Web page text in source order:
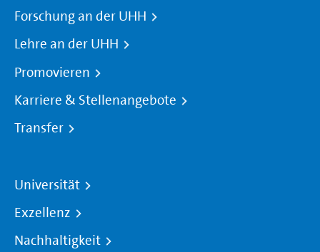
Forschung an der UHH
Lehre an der UHH
Promovieren
Karriere & Stellenangebote
Transfer
Universität
Exzellenz
Nachhaltigkeit